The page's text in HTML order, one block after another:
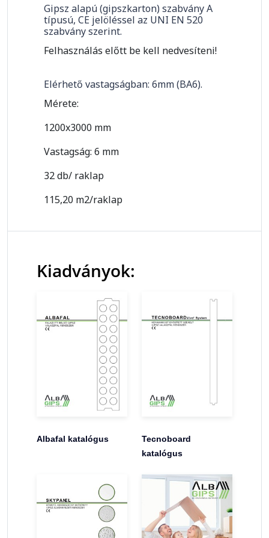
Gipsz alapú (gipszkarton) szabvány A
típusú, CE jelöléssel az UNI EN 520
szabvány szerint.
Felhasználás előtt be kell nedvesíteni!
Elérhető vastagságban: 6mm (BA6).
Mérete:
1200x3000 mm
Vastagság: 6 mm
32 db/ raklap
115,20 m2/raklap
Kiadványok:
Albafal katalógus
Tecnoboard
katalógus